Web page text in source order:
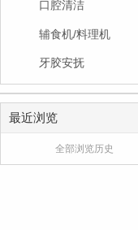
口腔清洁
辅食机/料理机
牙胶安抚
最近浏览
全部浏览历史